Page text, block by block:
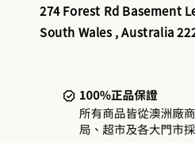
274 Forest Rd Basement
South Wales , Australia